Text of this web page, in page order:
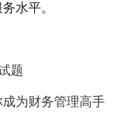
水平。
题
为财务管理高手